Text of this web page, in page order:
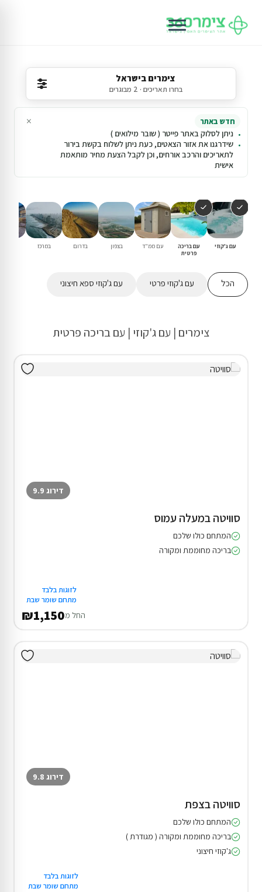
צימרים בישראל
בחרו תאריכים · 2 מבוגרים
חדש באתר
ניתן לסלוק באתר פייטר ( שובר מילואים )
שידרגנו את אזור הצאטים, כעת ניתן לשלוח בקשת בירור
לתאריכים והרכב אורחים, וכן לקבל הצעת מחיר מותאמת
אישית
×
עם ג'קוזי
עם בריכה
פרטית
עם ממ"ד בצפון בדרום במרכז
הכל עם ג'קוזי פרטי עם ג'קוזי ספא חיצוני
צימרים | עם ג'קוזי | עם בריכה פרטית
דירוג 9.9
סוויטה במעלה עמוס
המתחם כולו שלכם
בריכה מחוממת ומקורה
לזוגות בלבד
מתחם שומר שבת
החל מ₪1,150
דירוג 9.8
סוויטה בצפת
המתחם כולו שלכם
בריכה מחוממת ומקורה ( מגודרת )
ג'קוזי חיצוני
לזוגות בלבד
מתחם שומר שבת